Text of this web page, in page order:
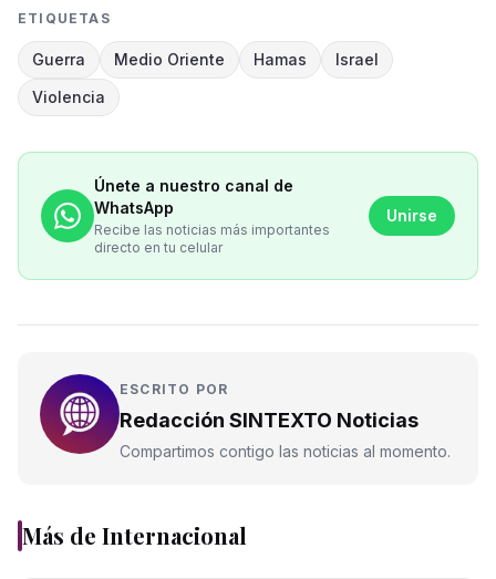
ETIQUETAS
Guerra Medio Oriente Hamas
Israel
Violencia
Únete a nuestro canal de
WhatsApp
Recibe las noticias más importantes
directo en tu celular
Unirse
ESCRITO POR
Redacción SINTEXTO Noticias
Compartimos contigo las noticias al momento.
Más de Internacional